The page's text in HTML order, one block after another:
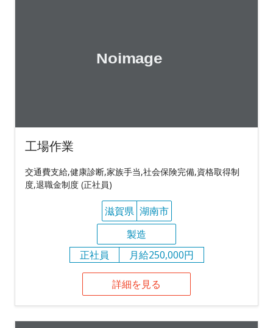
工場作業
交通費支給,健康診断,家族手当,社会保険完備,資格取得制
度,退職金制度 (正社員)
滋賀県 湖南市
製造
正社員
月給250,000円
詳細を見る